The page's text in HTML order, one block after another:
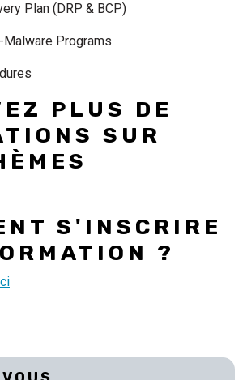
Plan (DRP & BCP)
Programs
PLUS DE
SUR
S'INSCRIRE
?